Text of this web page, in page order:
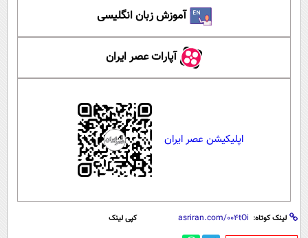
آموزش زبان انگلیسی
آپارات عصر ایران
اپلیکیشن عصر ایران
لینک کوتاه: کپی لینک